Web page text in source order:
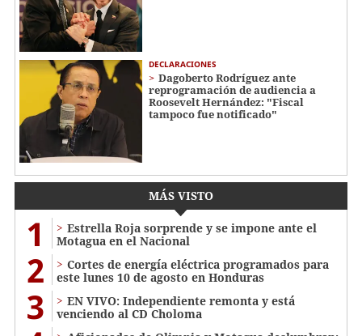
DECLARACIONES
Dagoberto Rodríguez ante
reprogramación de audiencia a
Roosevelt Hernández: "Fiscal
tampoco fue notificado"
MÁS VISTO
1
Estrella Roja sorprende y se impone ante el
Motagua en el Nacional
2
Cortes de energía eléctrica programados para
este lunes 10 de agosto en Honduras
3
EN VIVO: Independiente remonta y está
venciendo al CD Choloma